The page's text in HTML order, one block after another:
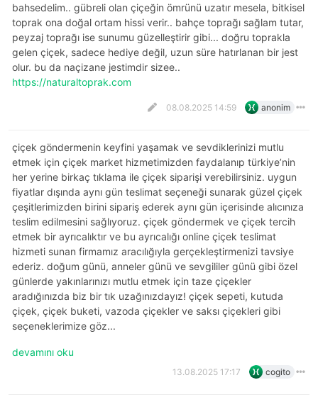
bahsedelim.. gübreli olan çiçeğin ömrünü uzatır mesela, bitkisel
toprak ona doğal ortam hissi verir.. bahçe toprağı sağlam tutar,
peyzaj toprağı ise sunumu güzelleştirir gibi... doğru toprakla
gelen çiçek, sadece hediye değil, uzun süre hatırlanan bir jest
olur. bu da naçizane jestimdir sizee..
https://naturaltoprak.com
08.08.2025 14:59 anonim
çiçek göndermenin keyfini yaşamak ve sevdiklerinizi mutlu
etmek için çiçek market hizmetimizden faydalanıp türkiye’nin
her yerine birkaç tıklama ile çiçek siparişi verebilirsiniz. uygun
fiyatlar dışında aynı gün teslimat seçeneği sunarak güzel çiçek
çeşitlerimizden birini sipariş ederek aynı gün içerisinde alıcınıza
teslim edilmesini sağlıyoruz. çiçek göndermek ve çiçek tercih
etmek bir ayrıcalıktır ve bu ayrıcalığı online çiçek teslimat
hizmeti sunan firmamız aracılığıyla gerçekleştirmenizi tavsiye
ederiz. doğum günü, anneler günü ve sevgililer günü gibi özel
günlerde yakınlarınızı mutlu etmek için taze çiçekler
aradığınızda biz bir tık uzağınızdayız! çiçek sepeti, kutuda
çiçek, çiçek buketi, vazoda çiçekler ve saksı çiçekleri gibi
seçeneklerimize göz...
devamını oku
13.08.2025 17:17 cogito